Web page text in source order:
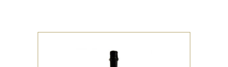
ITALIAANSE FAVORIETEN